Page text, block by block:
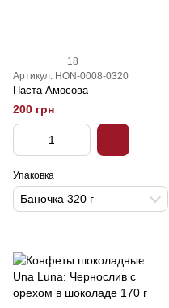
18
Артикул: HON-0008-0320
Паста Амосова
200 грн
Упаковка
Баночка 320 г